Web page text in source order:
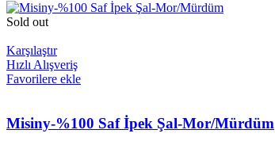
Sold out
Karşılaştır
Hızlı Alışveriş
Favorilere ekle
Misiny-%100 Saf İpek Şal-Mor/Mürdüm